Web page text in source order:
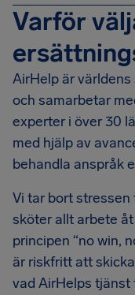
Varför
AirHelp är
och samarbetar
experter i över 30
med hjälp av
behandla anspråk
Vi tar bort
sköter allt arbete
principen “no win,
är riskfritt att
vad AirHelps